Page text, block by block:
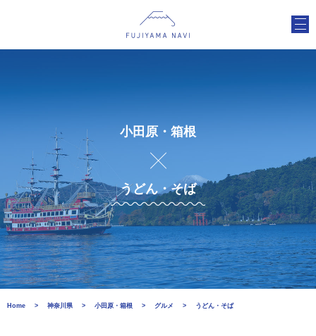
小田原・箱根
うどん・そば
Home 神奈川県 小田原・箱根 グルメ うどん・そば